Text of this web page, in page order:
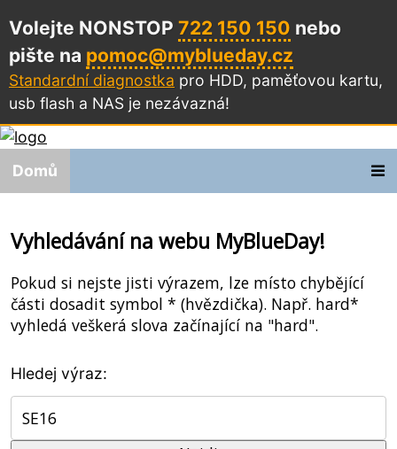
Volejte NONSTOP 722 150 150 nebo
pište na pomoc@myblueday.cz
Standardní diagnostka pro HDD, paměťovou kartu,
usb flash a NAS je nezávazná!
Domů
Vyhledávání na webu MyBlueDay!
Pokud si nejste jisti výrazem, lze místo chybějící
části dosadit symbol * (hvězdička). Např. hard*
vyhledá veškerá slova začínající na "hard".
Hledej výraz: